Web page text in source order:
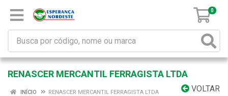
0
RENASCER MERCANTIL FERRAGISTA LTDA
VOLTAR
INÍCIO RENASCER MERCANTIL FERRAGISTA LTDA